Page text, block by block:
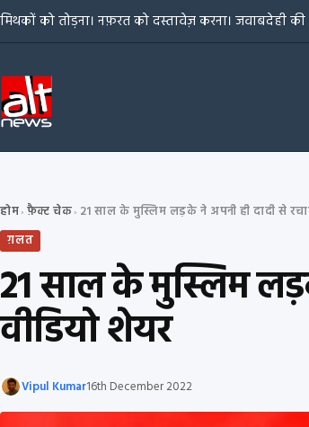
Skip to content
मिथकों को तोड़ना। नफ़रत को दस्तावेज़ करना। जवाबदेही की
होम› फ़ैक्ट चेक›
ग़लत
21 साल के मुस्लिम
वीडियो शेयर
Vipul Kumar16th December 2022